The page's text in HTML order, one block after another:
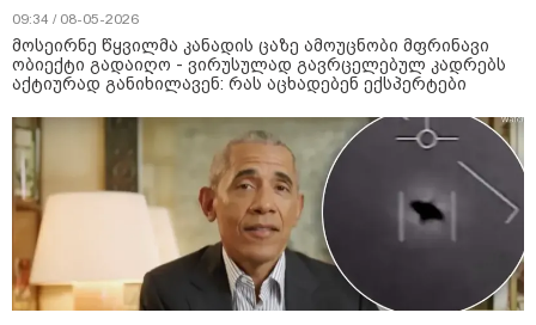
09:34 / 08-05-2026
მოსეირნე წყვილმა კანადის ცაზე ამოუცნობი მფრინავი
ობიექტი გადაიღო - ვირუსულად გავრცელებულ კადრებს
აქტიურად განიხილავენ: რას აცხადებენ ექსპერტები